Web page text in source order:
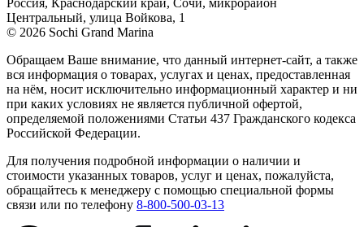
Центральный, улица Войкова, 1
© 2026 Sochi Grand Marina
Обращаем Ваше внимание, что данный интернет-сайт, а также
вся информация о товарах, услугах и ценах, предоставленная
на нём, носит исключительно информационный характер и ни
при каких условиях не является публичной офертой,
определяемой положениями Статьи 437 Гражданского кодекса
Российской Федерации.
Для получения подробной информации о наличии и
стоимости указанных товаров, услуг и ценах, пожалуйста,
обращайтесь к менеджеру с помощью специальной формы
связи или по телефону 8-800-500-03-13